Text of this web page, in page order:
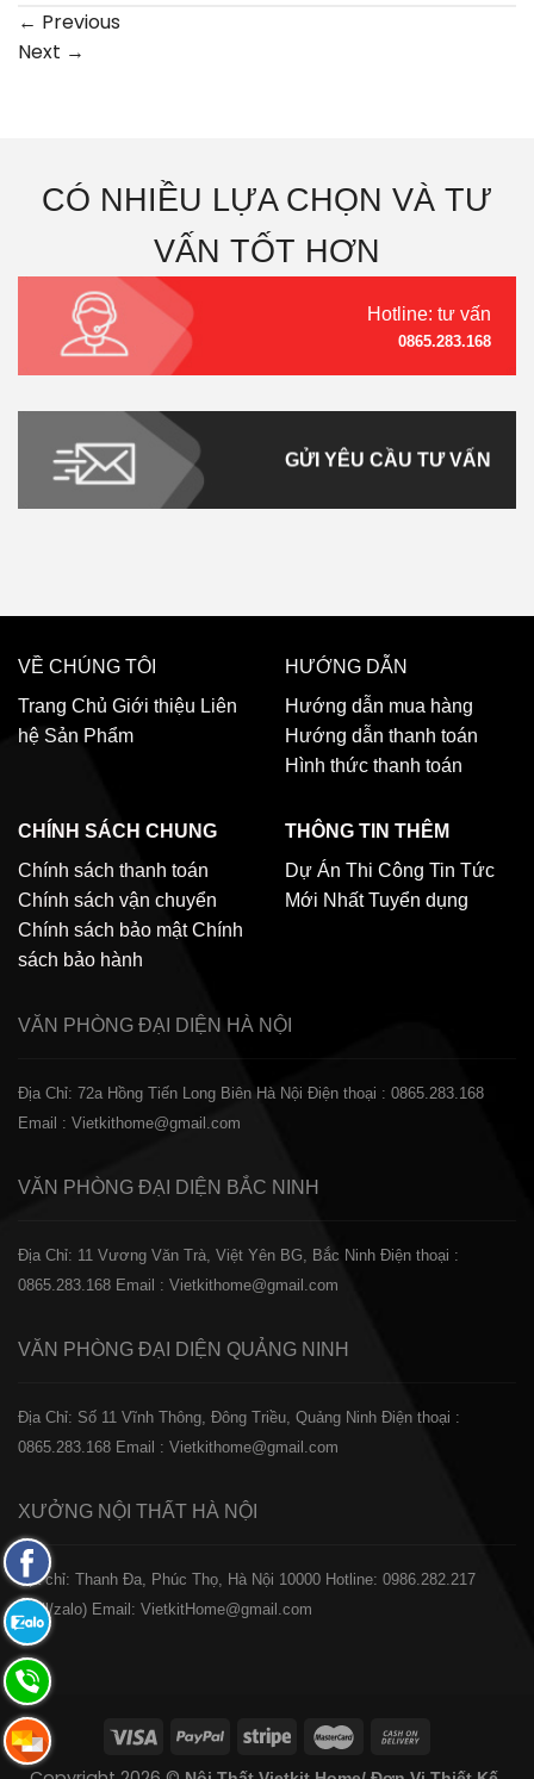
← Previous
Next →
CÓ NHIỀU LỰA CHỌN VÀ TƯ
VẤN TỐT HƠN
Hotline: tư vấn
0865.283.168
GỬI YÊU CẦU TƯ VẤN
VỀ CHÚNG TÔI
Trang Chủ Giới thiệu Liên
hệ Sản Phẩm
HƯỚNG DẪN
Hướng dẫn mua hàng
Hướng dẫn thanh toán
Hình thức thanh toán
CHÍNH SÁCH CHUNG
Chính sách thanh toán
Chính sách vận chuyển
Chính sách bảo mật Chính
sách bảo hành
THÔNG TIN THÊM
Dự Án Thi Công Tin Tức
Mới Nhất Tuyển dụng
VĂN PHÒNG ĐẠI DIỆN HÀ NỘI
Địa Chỉ: 72a Hồng Tiến Long Biên Hà Nội Điện thoại : 0865.283.168
Email : Vietkithome@gmail.com
VĂN PHÒNG ĐẠI DIỆN BẮC NINH
Địa Chỉ: 11 Vương Văn Trà, Việt Yên BG, Bắc Ninh Điện thoại :
0865.283.168 Email : Vietkithome@gmail.com
VĂN PHÒNG ĐẠI DIỆN QUẢNG NINH
Địa Chỉ: Số 11 Vĩnh Thông, Đông Triều, Quảng Ninh Điện thoại :
0865.283.168 Email : Vietkithome@gmail.com
XƯỞNG NỘI THẤT HÀ NỘI
️Địa chỉ: Thanh Đa, Phúc Thọ, Hà Nội 10000 Hotline: 0986.282.217
(Call/zalo) Email: VietkitHome@gmail.com
Fanpage
Facebook
Zalo:
0865.283.168
Hotline:
0865.283.168
Hotline: